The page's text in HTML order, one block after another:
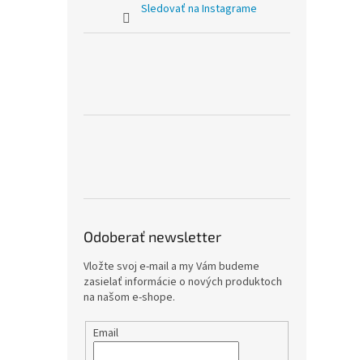
Sledovať na Instagrame
Odoberať newsletter
Vložte svoj e-mail a my Vám budeme
zasielať informácie o nových produktoch
na našom e-shope.
Email